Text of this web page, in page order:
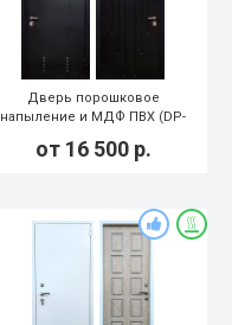
Дверь порошковое
напыление и МДФ ПВХ (DP-
от 16 500р.